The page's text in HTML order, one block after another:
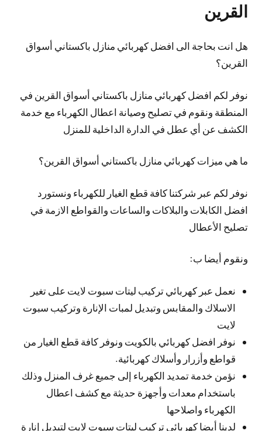
القرين
هل انت بحاجة الى افضل كهربائي منازل باكستاني أسواق
القرين؟
نوفر لكم افضل كهربائي منازل باكستاني أسواق القرين في
المنطقة ونقوم في تصليح وصيانة اعطال الكهرباء مع خدمة
الكشف عن أي عطل في الدارة الداخلية للمنزل
ما هي ميزات كهربائي منازل باكستاني أسواق القرين؟
نوفر لكم عبر شركتنا كافة قطع الغيار للكهرباء ونستورد
افضل الكابلات والبلاكات والساعات والقواطع الازمة في
تصليح الأعطال
ونقوم أيضا ب:
نعمل عبر كهربائي تركيب ليتات سبوت لايت على تغير
الاسلاك والمقابس وتبديل لمبات الإنارة وتركيب سبوت
لايت
نوفر افضل كهربائي بالكويت ونوفر كافة قطع الغيار من
قواطع وأزرار وأسلاك كهربائية.
نؤمن خدمة تمديد الكهرباء إلى جميع غرف المنزل وذلك
باستخدام معدات وأجهزة حديثة مع كشف اعطال
الكهرباء واصلاحها
لدينا أيضا كهربائي تركيب ليتات سبوت لايت لتبديل إنارة